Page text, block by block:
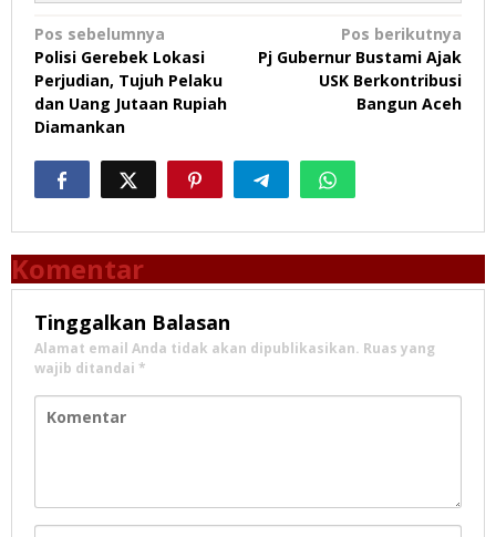
Navigasi
pos
Pos sebelumnya
Polisi Gerebek Lokasi
Perjudian, Tujuh Pelaku
dan Uang Jutaan Rupiah
Diamankan
Pos berikutnya
Pj Gubernur Bustami Ajak
USK Berkontribusi
Bangun Aceh
Komentar
Tinggalkan Balasan
Alamat email Anda tidak akan dipublikasikan. Ruas yang
wajib ditandai *